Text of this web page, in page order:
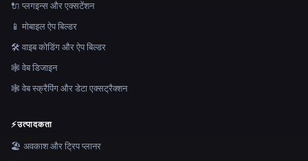
🔌 प्लगइन्स और एक्सटेंशन
📱 मोबाइल ऐप बिल्डर
🛠️ वाइब कोडिंग और ऐप बिल्डर
🕸 वेब डिजाइन
🕸️ वेब स्क्रैपिंग और डेटा एक्सट्रैक्शन
⚡उत्पादकता
🏖 अवकाश और ट्रिप प्लानर